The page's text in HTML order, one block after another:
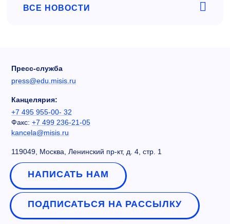
ВСЕ НОВОСТИ
Пресс-служба
press@edu.misis.ru
Канцелярия:
+7 495 955-00- 32
Факс: +7 499 236-21-05
kancela@misis.ru
119049, Москва, Ленинский пр-кт, д. 4, стр. 1
НАПИСАТЬ НАМ
ПОДПИСАТЬСЯ НА РАССЫЛКУ